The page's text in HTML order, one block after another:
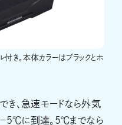
き。本体カラーはブラックとホ
、急速モードなら外気
5℃に到達。5℃までなら